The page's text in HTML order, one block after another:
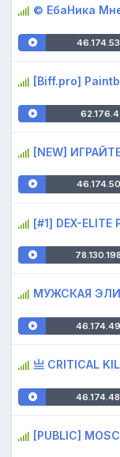
© ЕбаНика
[Biff.pro]
[NEW]
[#1] DEX-
МУЖСКАЯ
亗 CRITICAL
[PUBLIC]